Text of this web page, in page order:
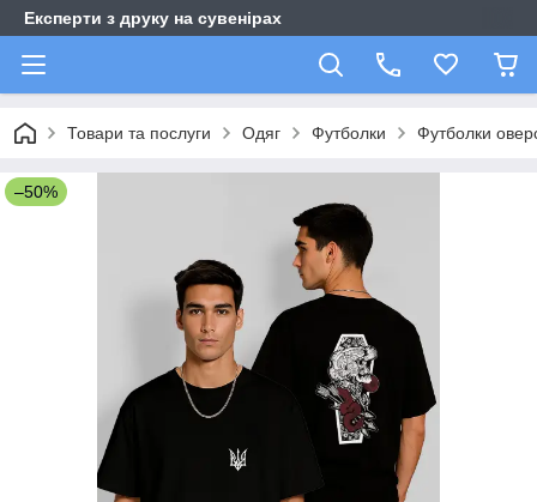
Експерти з друку на сувенірах
Товари та послуги Одяг Футболки Футболки
–50%